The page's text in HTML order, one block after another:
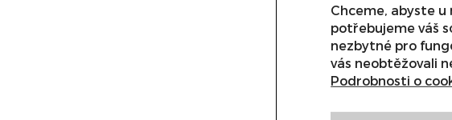
upřesnění termínu nás
11 459Kč
DETAIL
Chceme, abyste
potřebujeme váš
nezbytné pro
vás neobtěžovali
Podrobnosti o